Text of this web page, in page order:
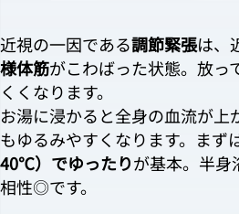
近視の一因である調節緊張は、
様体筋がこわばった状態。放っ
くくなります。
お湯に浸かると全身の血流が上
もゆるみやすくなります。まず
40℃）でゆったりが基本。半身
相性◎です。